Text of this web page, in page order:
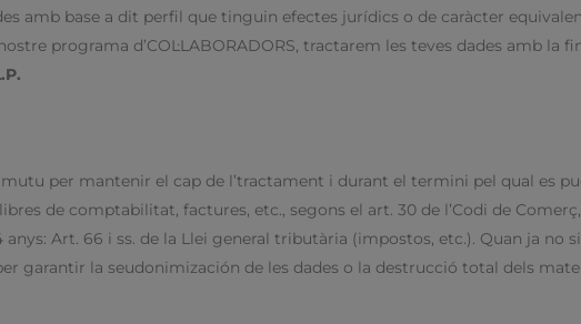
amb base a dit perfil que tinguin efectes jurídics o de caràcter
programa d’COL·LABORADORS, tractarem les teves dades amb la
per mantenir el cap de l’tractament i durant el termini pel qual es
de comptabilitat, factures, etc., segons el art. 30 de l’Codi de
Art. 66 i ss. de la Llei general tributària (impostos, etc.). Quan ja no
garantir la seudonimización de les dades o la destrucció total dels